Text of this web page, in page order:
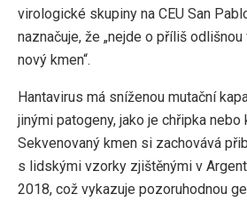
virologické skupiny na CEU San
naznačuje, že „nejde o příliš
nový kmen“.
Hantavirus má sníženou mutační
jinými patogeny, jako je chřipka nebo
Sekvenovaný kmen si zachovává
s lidskými vzorky zjištěnými v
2018, což vykazuje pozoruhodnou